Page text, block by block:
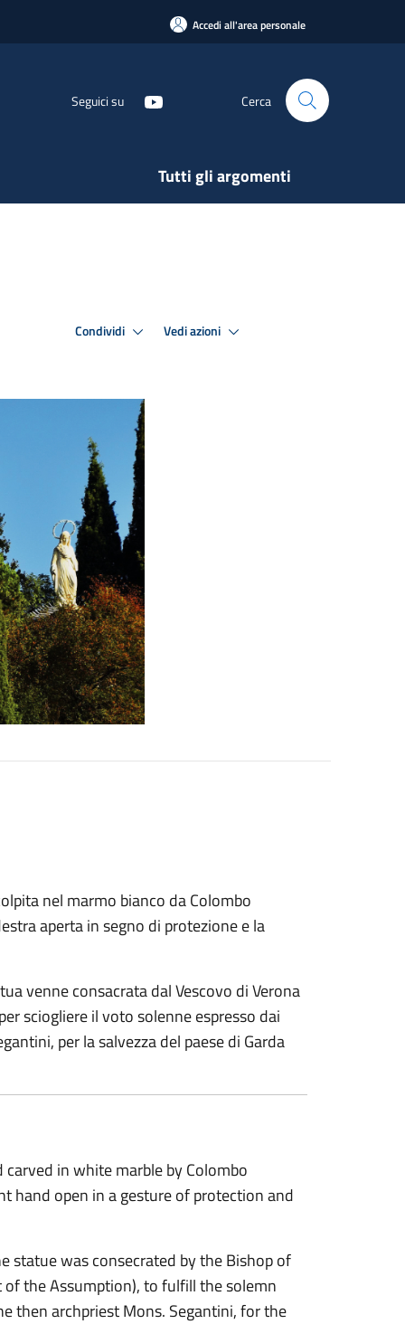
Accedi all'area personale
Seguici su Cerca
Tutti gli argomenti
Condividi Vedi azioni
nel marmo bianco da Colombo
aperta in segno di protezione e la
venne consacrata dal Vescovo di Verona
sciogliere il voto solenne espresso dai
per la salvezza del paese di Garda
in white marble by Colombo
hand open in a gesture of protection and
statue was consecrated by the Bishop of
the Assumption), to fulfill the solemn
then archpriest Mons. Segantini, for the